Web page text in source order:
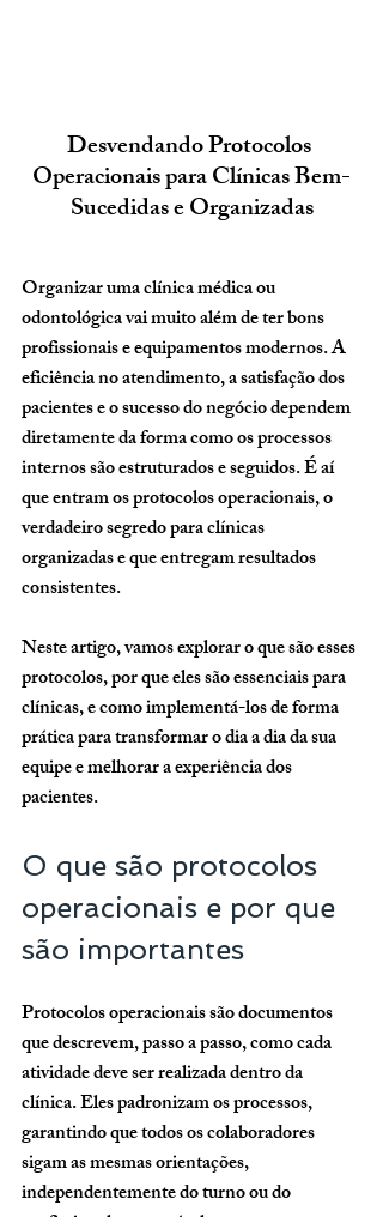
Desvendando Protocolos
Operacionais para Clínicas Bem-
Sucedidas e Organizadas
Organizar uma clínica médica ou
odontológica vai muito além de ter bons
profissionais e equipamentos modernos. A
eficiência no atendimento, a satisfação dos
pacientes e o sucesso do negócio dependem
diretamente da forma como os processos
internos são estruturados e seguidos. É aí
que entram os protocolos operacionais, o
verdadeiro segredo para clínicas
organizadas e que entregam resultados
consistentes.
Neste artigo, vamos explorar o que são esses
protocolos, por que eles são essenciais para
clínicas, e como implementá-los de forma
prática para transformar o dia a dia da sua
equipe e melhorar a experiência dos
pacientes.
O que são protocolos
operacionais e por que
são importantes
Protocolos operacionais são documentos
que descrevem, passo a passo, como cada
atividade deve ser realizada dentro da
clínica. Eles padronizam os processos,
garantindo que todos os colaboradores
sigam as mesmas orientações,
independentemente do turno ou do